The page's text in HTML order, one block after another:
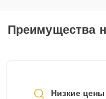
Преимущества
Низкие цены